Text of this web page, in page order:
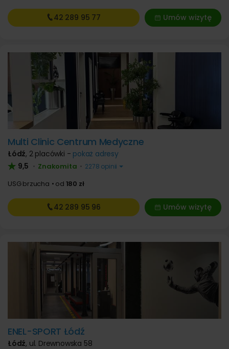
Umów wizytę
42 289 95 77
Multi Clinic Centrum Medyczne
Łódź, 2 placówki - pokaż adresy
9,5 • Znakomita • 2278 opinii
USG brzucha od 180 zł
Umów wizytę
42 289 95 96
ENEL-SPORT Łódź
Łódź, ul. Drewnowska 58